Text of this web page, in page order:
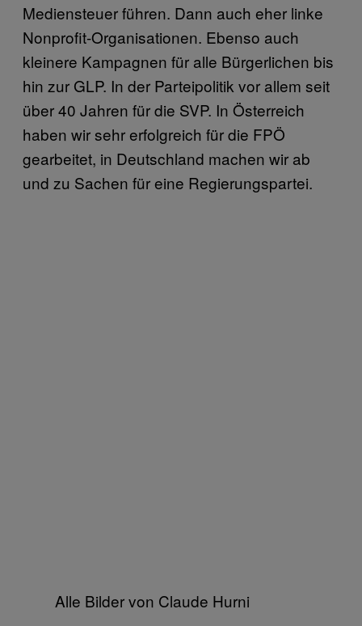
Mediensteuer führen. Dann auch eher linke
Nonprofit-Organisationen. Ebenso auch
kleinere Kampagnen für alle Bürgerlichen bis
hin zur GLP. In der Parteipolitik vor allem seit
über 40 Jahren für die SVP. In Österreich
haben wir sehr erfolgreich für die FPÖ
gearbeitet, in Deutschland machen wir ab
und zu Sachen für eine Regierungspartei.
Alle Bilder von Claude Hurni